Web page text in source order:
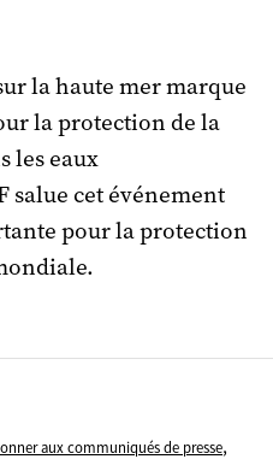
la haute mer marque
la protection de la
les eaux
salue cet événement
pour la protection
aux communiqués de presse,